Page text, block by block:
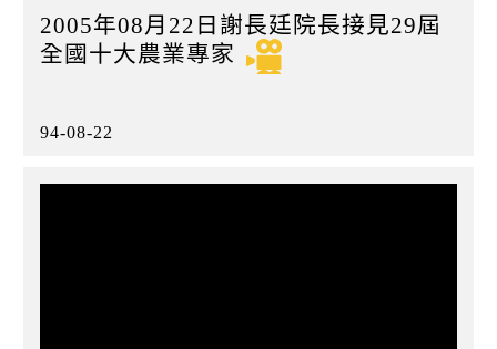
2005年08月22日謝長廷院長接見29屆
全國十大農業專家
94-08-22